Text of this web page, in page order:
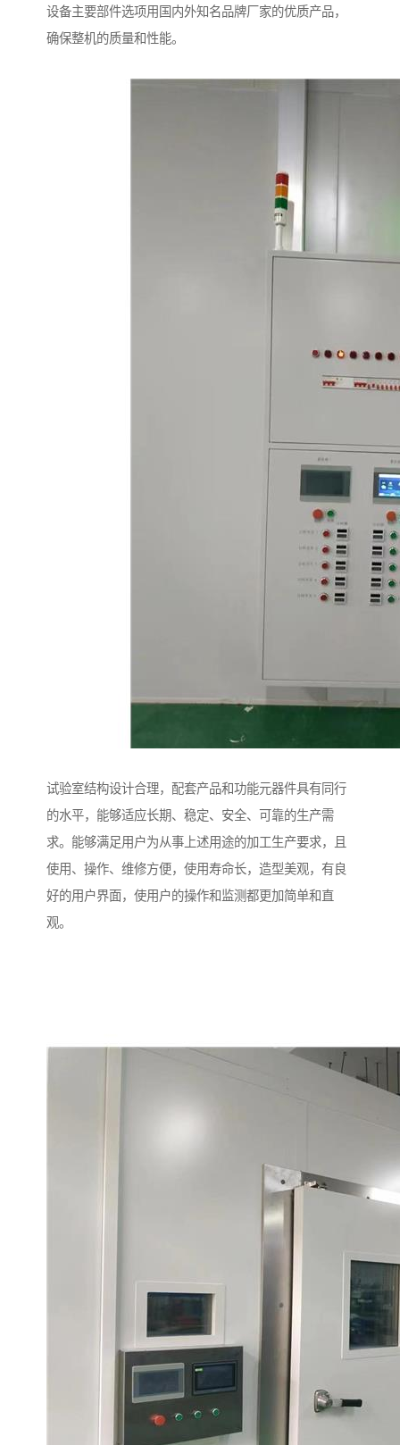
设备主要部件选项用国内外知名品牌厂家的优质产品，
确保整机的质量和性能。
试验室结构设计合理，配套产品和功能元器件具有同行
的水平，能够适应长期、稳定、安全、可靠的生产需
求。能够满足用户为从事上述用途的加工生产要求，且
使用、操作、维修方便，使用寿命长，造型美观，有良
好的用户界面，使用户的操作和监测都更加简单和直
观。